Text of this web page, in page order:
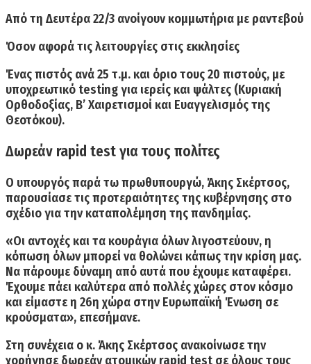
Από τη Δευτέρα22/3 ανοίγουν κομμωτήρια με ραντεβού
Όσον αφορά τις λειτουργίες στις εκκλησίες
Ένας πιστός ανά 25 τ.μ. και όριο τους 20 πιστούς, με
υποχρεωτικό testing για ιερείς και ψάλτες (Kυριακή
Oρθοδοξίας, B’ Χαιρετισμοί και Ευαγγελισμός της
Θεοτόκου).
Δωρεάν rapid test για τους πολίτες
Ο υπουργός παρά τω πρωθυπουργώ, Άκης Σκέρτσος,
παρουσίασε τιςπροτεραιότητες της κυβέρνησης στο
σχέδιο για την καταπολέμηση της πανδημίας.
«Οι αντοχές και τα κουράγια όλων λιγοστεύουν, η
κόπωση όλων μπορεί να θολώνει κάπως την κρίση μας.
Να πάρουμε δύναμη από αυτά που έχουμε καταφέρει.
Έχουμε πάει καλύτερα από πολλές χώρες στον κόσμο
και είμαστε η 26η χώρα στην Ευρωπαϊκή Ένωση σε
κρούσματα», επεσήμανε.
Στη συνέχεια ο κ. Άκης Σκέρτσος ανακοίνωσε την
χορήγησε δωρεάν ατομικών rapid test σε όλους τους